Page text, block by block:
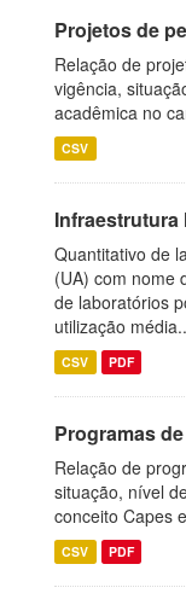
Projetos de
Relação de
vigência,
acadêmica no
CSV
Quantitativo de
(UA) com nome
de laboratórios
utilização
CSV PDF
Programas
Relação de
situação, nível
conceito Capes
CSV PDF